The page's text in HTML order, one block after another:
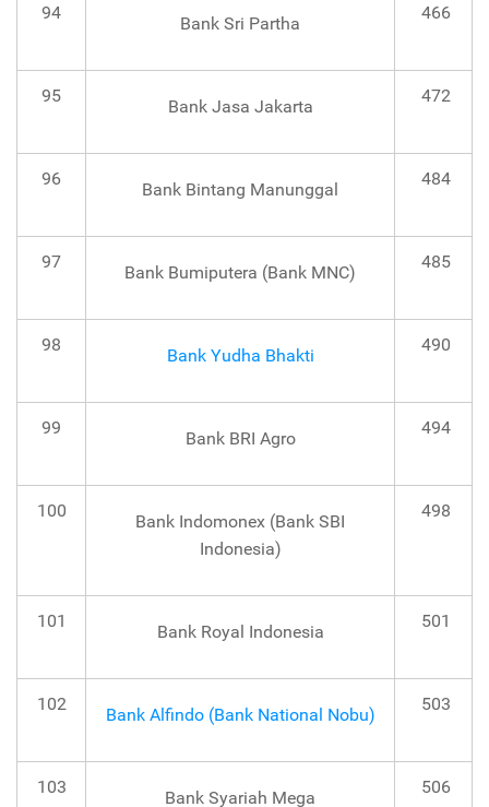
94
Bank Sri Partha
466
95
Bank Jasa Jakarta
472
96
Bank Bintang Manunggal
484
97
Bank Bumiputera (Bank MNC)
485
98
Bank Yudha Bhakti
490
99
Bank BRI Agro
494
100
Bank Indomonex (Bank SBI
Indonesia)
498
101
Bank Royal Indonesia
501
102
Bank Alfindo (Bank National Nobu)
503
103
Bank Syariah Mega
506